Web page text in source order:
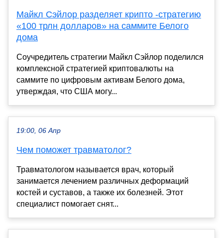
Майкл Сэйлор разделяет крипто -стратегию
«100 трлн долларов» на саммите Белого
дома
Соучредитель стратегии Майкл Сэйлор поделился
комплексной стратегией криптовалюты на
саммите по цифровым активам Белого дома,
утверждая, что США могу...
19:00, 06 Апр
Чем поможет травматолог?
Травматологом называется врач, который
занимается лечением различных деформаций
костей и суставов, а также их болезней. Этот
специалист помогает снят...